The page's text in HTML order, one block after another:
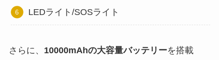
LEDライト/SOSライト
さらに、 10000mAhの大容量バッテリーを搭載